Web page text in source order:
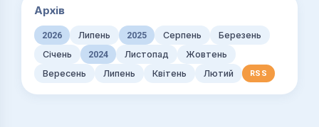
Архів
2026 Липень 2025 Серпень
Березень
Січень
2024 Листопад
Жовтень
Вересень
Липень Квітень Лютий RSS